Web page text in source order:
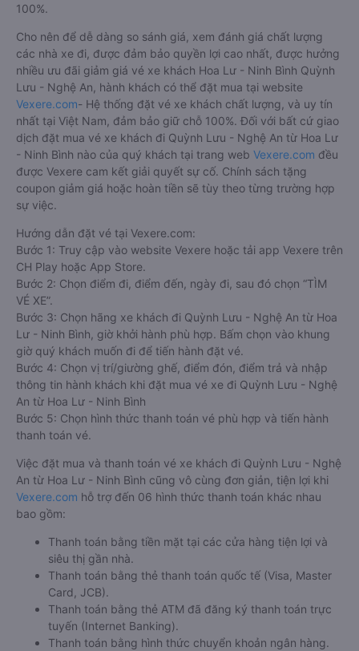
100%.
Cho nên để dễ dàng so sánh giá, xem đánh giá chất lượng
các nhà xe đi, được đảm bảo quyền lợi cao nhất, được hưởng
nhiều ưu đãi giảm giá vé xe khách Hoa Lư - Ninh Bình Quỳnh
Lưu - Nghệ An, hành khách có thể đặt mua tại website
Vexere.com- Hệ thống đặt vé xe khách chất lượng, và uy tín
nhất tại Việt Nam, đảm bảo giữ chỗ 100%. Đối với bất cứ giao
dịch đặt mua vé xe khách đi Quỳnh Lưu - Nghệ An từ Hoa Lư
- Ninh Bình nào của quý khách tại trang web Vexere.com đều
được Vexere cam kết giải quyết sự cố. Chính sách tặng
coupon giảm giá hoặc hoàn tiền sẽ tùy theo từng trường hợp
sự việc.
Hướng dẫn đặt vé tại Vexere.com:
Bước 1: Truy cập vào website Vexere hoặc tải app Vexere trên
CH Play hoặc App Store.
Bước 2: Chọn điểm đi, điểm đến, ngày đi, sau đó chọn “TÌM
VÉ XE”.
Bước 3: Chọn hãng xe khách đi Quỳnh Lưu - Nghệ An từ Hoa
Lư - Ninh Bình, giờ khởi hành phù hợp. Bấm chọn vào khung
giờ quý khách muốn đi để tiến hành đặt vé.
Bước 4: Chọn vị trí/giường ghế, điểm đón, điểm trả và nhập
thông tin hành khách khi đặt mua vé xe đi Quỳnh Lưu - Nghệ
An từ Hoa Lư - Ninh Bình
Bước 5: Chọn hình thức thanh toán vé phù hợp và tiến hành
thanh toán vé.
Việc đặt mua và thanh toán vé xe khách đi Quỳnh Lưu - Nghệ
An từ Hoa Lư - Ninh Bình cũng vô cùng đơn giản, tiện lợi khi
Vexere.com hỗ trợ đến 06 hình thức thanh toán khác nhau
bao gồm:
Thanh toán bằng tiền mặt tại các cửa hàng tiện lợi và
siêu thị gần nhà.
Thanh toán bằng thẻ thanh toán quốc tế (Visa, Master
Card, JCB).
Thanh toán bằng thẻ ATM đã đăng ký thanh toán trực
tuyến (Internet Banking).
Thanh toán bằng hình thức chuyển khoản ngân hàng.